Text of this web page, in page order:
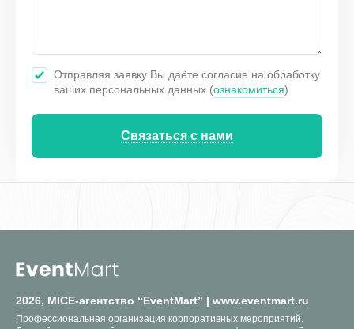
Отправляя заявку Вы даёте согласие на обработку
ваших персональных данных (ознакомиться)
Связаться с нами
2026, MICE-агентство “EventMart” | www.eventmart.ru
Профессиональная организация корпоративных мероприятий.